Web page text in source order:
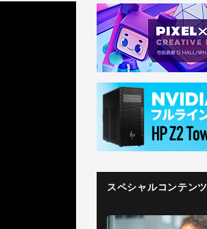
スペシャルコンテンツ